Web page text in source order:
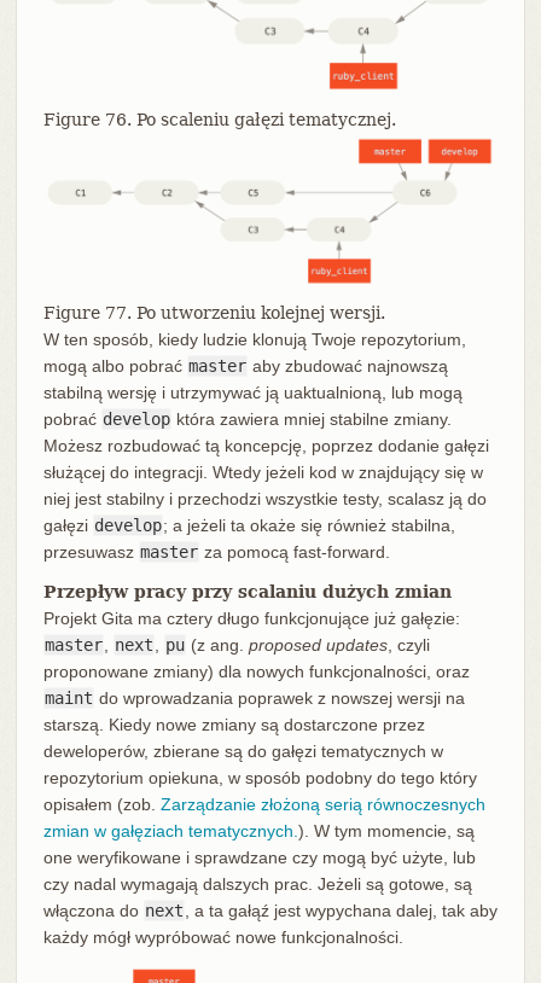
Figure 76. Po scaleniu gałęzi tematycznej.
Figure 77. Po utworzeniu kolejnej wersji.
W ten sposób, kiedy ludzie klonują Twoje repozytorium,
mogą albo pobrać master aby zbudować najnowszą
stabilną wersję i utrzymywać ją uaktualnioną, lub mogą
pobrać develop która zawiera mniej stabilne zmiany.
Możesz rozbudować tą koncepcję, poprzez dodanie gałęzi
służącej do integracji. Wtedy jeżeli kod w znajdujący się w
niej jest stabilny i przechodzi wszystkie testy, scalasz ją do
gałęzi develop; a jeżeli ta okaże się również stabilna,
przesuwasz master za pomocą fast-forward.
Przepływ pracy przy scalaniu dużych zmian
Projekt Gita ma cztery długo funkcjonujące już gałęzie:
master
next pu (z ang. proposed updates, czyli
proponowane zmiany) dla nowych funkcjonalności, oraz
maint do wprowadzania poprawek z nowszej wersji na
starszą. Kiedy nowe zmiany są dostarczone przez
deweloperów, zbierane są do gałęzi tematycznych w
repozytorium opiekuna, w sposób podobny do tego który
opisałem (zob. Zarządzanie złożoną serią równoczesnych
zmian w gałęziach tematycznych. ). W tym momencie, są
one weryfikowane i sprawdzane czy mogą być użyte, lub
czy nadal wymagają dalszych prac. Jeżeli są gotowe, są
włączona do next
, a ta gałąź jest wypychana dalej, tak aby
każdy mógł wypróbować nowe funkcjonalności.